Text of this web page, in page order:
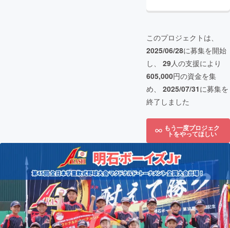
このプロジェクトは、
2025/06/28に募集を開始
し、 29人の支援により
605,000円の資金を集
め、 2025/07/31に募集を
終了しました
もう一度プロジェク
トをやってほしい